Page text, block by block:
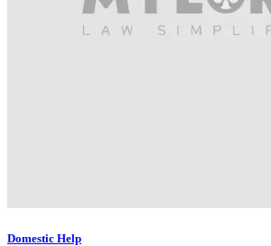
Domestic Help